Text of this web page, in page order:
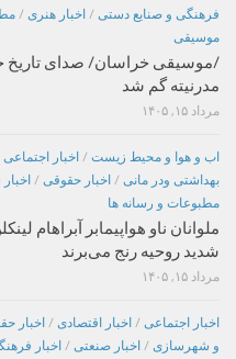
فرهنگی و صنایع دستی / اخبار هنری /
موسیقی
/موسیقی خراسان/ صدای تاریخ
مدرنیته گم شد
مرداد ۱۵, ۱۴۰۵
اب و هوا و محیط زیست / اخبار اجتماعی
بهداشتی ودر مانی / اخبار حقوقی /
مطبوعات و رسانه ها
ملوانان ناو هواپیمابر آبراهام
شدید روحیه رنج می‌برند
مرداد ۱۵, ۱۴۰۵
اخبار اجتماعی / اخبار اقتصادی / اخبار
و شهرسازی / اخبار صنعتی / اخبار